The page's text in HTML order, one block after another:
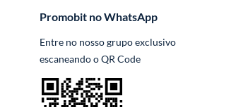
Promobit no WhatsApp
Entre no nosso grupo exclusivo
escaneando o QR Code